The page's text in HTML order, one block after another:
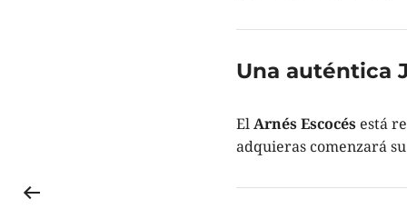
Una auténtica
ElArnés Escocésestá
adquieras comenzará